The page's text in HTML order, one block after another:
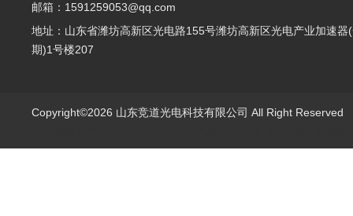
邮箱：1591259053@qq.com
地址：山东省潍坊高新区光电路155号潍坊高新区光电产业加速器
期)1号楼207
Copyright©2026 山东竞道光电科技有限公司 All Right